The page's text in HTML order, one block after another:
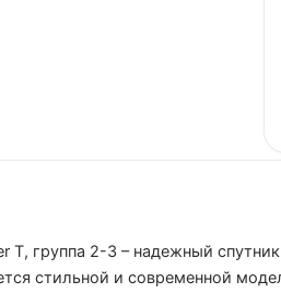
T, группа 2-3 – надежный
стильной и современной